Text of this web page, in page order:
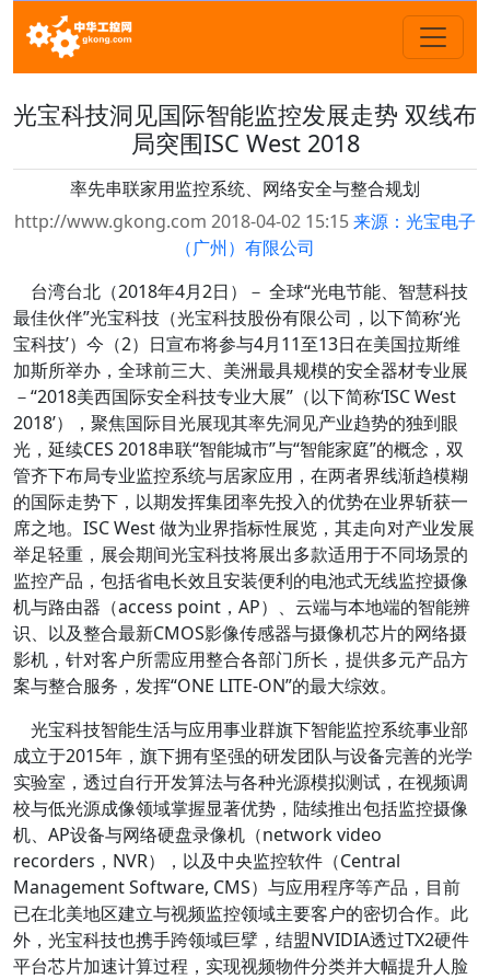
光宝科技洞见国际智能监控发展走势 双线布
局突围ISC West 2018
率先串联家用监控系统、网络安全与整合规划
http://www.gkong.com 2018-04-02 15:15来源：光宝电子
（广州）有限公司
台湾台北（2018年4月2日）－ 全球“光电节能、智慧科技
最佳伙伴”光宝科技（光宝科技股份有限公司，以下简称‘光
宝科技’）今（2）日宣布将参与4月11至13日在美国拉斯维
加斯所举办，全球前三大、美洲最具规模的安全器材专业展
－“2018美西国际安全科技专业大展”（以下简称‘ISC West
2018’），聚焦国际目光展现其率先洞见产业趋势的独到眼
光，延续CES 2018串联“智能城市”与“智能家庭”的概念，双
管齐下布局专业监控系统与居家应用，在两者界线渐趋模糊
的国际走势下，以期发挥集团率先投入的优势在业界斩获一
席之地。ISC West 做为业界指标性展览，其走向对产业发展
举足轻重，展会期间光宝科技将展出多款适用于不同场景的
监控产品，包括省电长效且安装便利的电池式无线监控摄像
机与路由器（access point，AP）、云端与本地端的智能辨
识、以及整合最新CMOS影像传感器与摄像机芯片的网络摄
影机，针对客户所需应用整合各部门所长，提供多元产品方
案与整合服务，发挥“ONE LITE-ON”的最大综效。
光宝科技智能生活与应用事业群旗下智能监控系统事业部
成立于2015年，旗下拥有坚强的研发团队与设备完善的光学
实验室，透过自行开发算法与各种光源模拟测试，在视频调
校与低光源成像领域掌握显著优势，陆续推出包括监控摄像
机、AP设备与网络硬盘录像机（network video
recorders，NVR），以及中央监控软件（Central
Management Software, CMS）与应用程序等产品，目前
已在北美地区建立与视频监控领域主要客户的密切合作。此
外，光宝科技也携手跨领域巨擘，结盟NVIDIA透过TX2硬件
平台芯片加速计算过程，实现视频物件分类并大幅提升人脸